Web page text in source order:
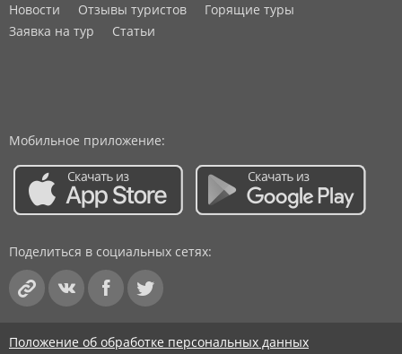
Новости Отзывы туристов
Горящие туры
Заявка на тур
Статьи
Мобильное приложение:
Поделиться в социальных сетях:
Положение об обработке персональных данных